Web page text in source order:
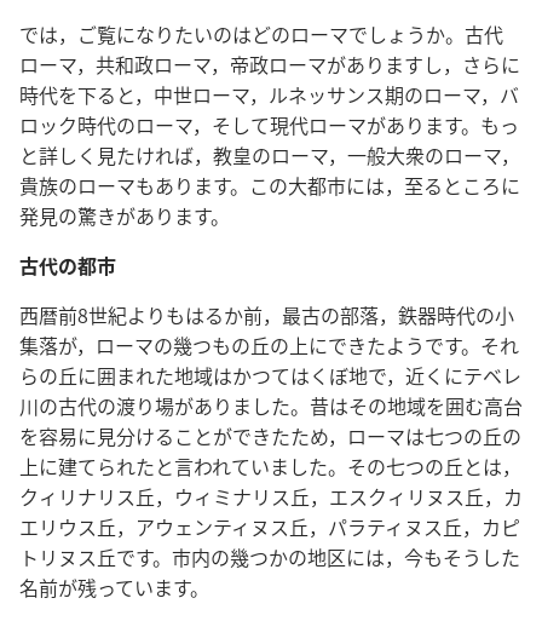
では，ご覧になりたいのはどのローマでしょうか。古代
ローマ，共和政ローマ，帝政ローマがありますし，さらに
時代を下ると，中世ローマ，ルネッサンス期のローマ，バ
ロック時代のローマ，そして現代ローマがあります。もっ
と詳しく見たければ，教皇のローマ，一般大衆のローマ，
貴族のローマもあります。この大都市には，至るところに
発見の驚きがあります。
古代の都市
西暦前8世紀よりもはるか前，最古の部落，鉄器時代の小
集落が，ローマの幾つもの丘の上にできたようです。それ
らの丘に囲まれた地域はかつてはくぼ地で，近くにテベレ
川の古代の渡り場がありました。昔はその地域を囲む高台
を容易に見分けることができたため，ローマは七つの丘の
上に建てられたと言われていました。その七つの丘とは，
クィリナリス丘，ウィミナリス丘，エスクィリヌス丘，カ
エリウス丘，アウェンティヌス丘，パラティヌス丘，カピ
トリヌス丘です。市内の幾つかの地区には，今もそうした
名前が残っています。